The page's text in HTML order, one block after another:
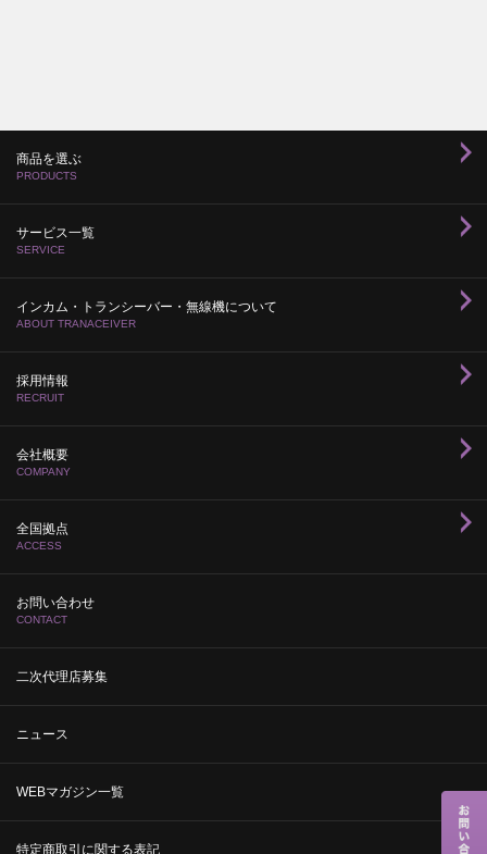
商品を選ぶ
PRODUCTS
サービス一覧
SERVICE
インカム・トランシーバー・無線機について
ABOUT TRANACEIVER
採用情報
RECRUIT
会社概要
COMPANY
全国拠点
ACCESS
お問い合わせ
CONTACT
二次代理店募集
ニュース
WEBマガジン一覧
特定商取引に関する表記